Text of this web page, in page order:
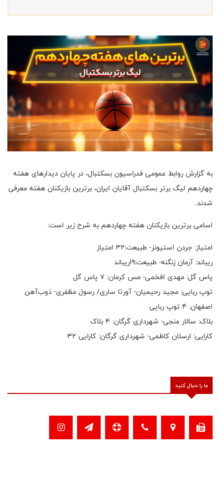
به گزارش روابط عمومی فدراسیون بسکتبال، در پایان دیدارهای هفته
چهاردهم لیگ برتر بسکتبال آقایان ایران، برترین بازیکنان هفته معرفی
شدند.
اسامی برترین بازیکنان هفته چهاردهم به شرح زیر است:
امتیاز: جردن استیونز- طبیعت:۳۲ امتیاز
ریباند: آرمان زنگنه- طبیعت:۱۹ریباند
پاس گل: مهدی افخمی- مس کرمان: ۷ پاس گل
توپ ربایی: مجید رحیمیان- آورتا ساری/ رسول مظفری- ذوب‌آهن
اصفهان: ۴ توپ ربایی
بلاک: سالار منجی- شهرداری گرگان: ۴ بلاک
کارایی: ارسلان کاظمی- شهرداری گرگان: کارایی ۳۲
ما را دنبال کنید